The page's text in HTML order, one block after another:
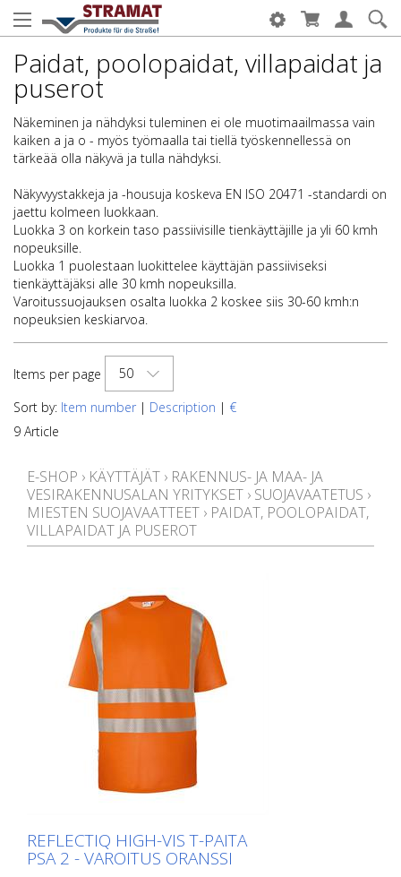
Paidat, poolopaidat, villapaidat ja
puserot
Näkeminen ja nähdyksi tuleminen ei ole muotimaailmassa vain
kaiken a ja o - myös työmaalla tai tiellä työskennellessä on
tärkeää olla näkyvä ja tulla nähdyksi.
Näkyvyystakkeja ja -housuja koskeva EN ISO 20471 -standardi on
jaettu kolmeen luokkaan.
Luokka 3 on korkein taso passiivisille tienkäyttäjille ja yli 60 kmh
nopeuksille.
Luokka 1 puolestaan luokittelee käyttäjän passiiviseksi
tienkäyttäjäksi alle 30 kmh nopeuksilla.
Varoitussuojauksen osalta luokka 2 koskee siis 30-60 kmh:n
nopeuksien keskiarvoa.
Items per page
50
Sort by: Item number | Description | €
9 Article
E-SHOP › KÄYTTÄJÄT › RAKENNUS- JA MAA- JA
VESIRAKENNUSALAN YRITYKSET › SUOJAVAATETUS ›
MIESTEN SUOJAVAATTEET › PAIDAT, POOLOPAIDAT,
VILLAPAIDAT JA PUSEROT
REFLECTIQ HIGH-VIS T-PAITA
PSA 2 - VAROITUS ORANSSI